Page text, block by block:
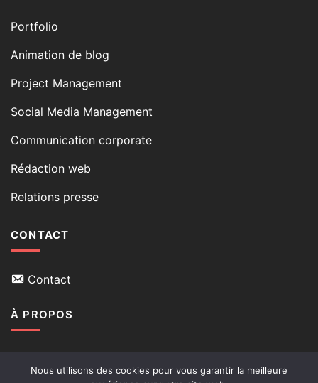
Portfolio
Animation de blog
Project Management
Social Media Management
Communication corporate
Rédaction web
Relations presse
CONTACT
Contact
À PROPOS
Nous utilisons des cookies pour vous garantir la meilleure